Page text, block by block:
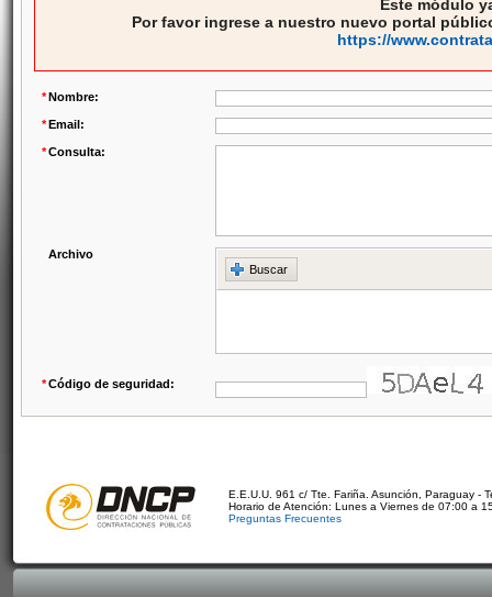
Este módulo
Por favor ingrese a nuestro nuevo portal
https://
*Nombre:
*Email:
*Consulta:
Archivo
Buscar
*Código de seguridad:
E.E.U.U. 961 c/ Tte. Fariña. Asunción, Paraguay -
Horario de Atención: Lunes a Viernes de 07:00 a
Preguntas Frecuentes